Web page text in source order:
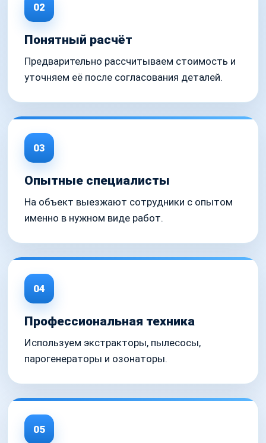
02
Понятный расчёт
Предварительно рассчитываем стоимость и
уточняем её после согласования деталей.
03
Опытные специалисты
На объект выезжают сотрудники с опытом
именно в нужном виде работ.
04
Профессиональная техника
Используем экстракторы, пылесосы,
парогенераторы и озонаторы.
05